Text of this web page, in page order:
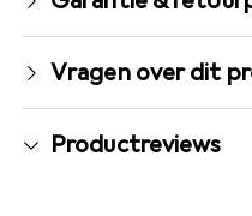
Vragen over dit
Productreviews